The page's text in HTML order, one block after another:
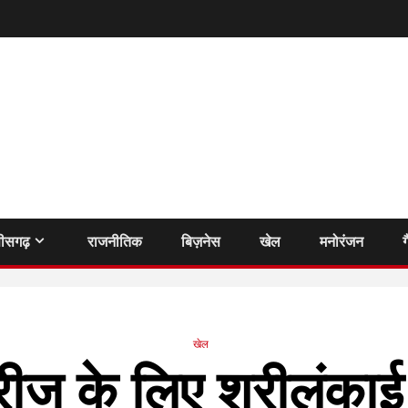
राजनीतिक बिज़नेस खेल मनोरंजन
खेल
के लिए